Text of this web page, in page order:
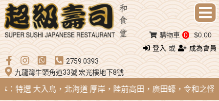
登入 或
成為會員
2759 0393
九龍灣牛頭角道33號 宏光樓地下8號
購物車 0 $0.00
：特選 大入島，北海道 厚岸，陸前高田，廣田蠔，令和之